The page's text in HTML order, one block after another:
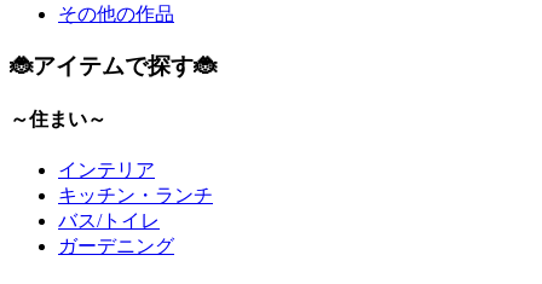
その他の作品
🐞アイテムで探す🐞
～住まい～
インテリア
キッチン・ランチ
バス/トイレ
ガーデニング